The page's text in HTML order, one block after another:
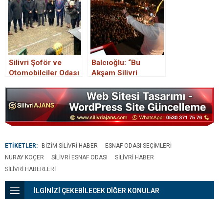
Silivri Şoför ve
Otomobilciler Odası
açıldı.
Balcıoğlu: “Bu
Akşam Silivri
ETİKETLER: BIZIM SILIVRI HABER
ESNAF ODASI SEÇIMLERI
NURAY KOÇER
SILIVRI ESNAF ODASI
SILIVRI HABER
SILIVRI HABERLERI
İLGİNİZİ ÇEKEBİLECEK DİĞER KONULAR